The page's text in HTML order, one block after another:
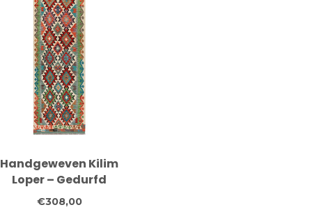
Handgeweven Kilim
Loper – Gedurfd
Geometrisch Tribaal
Patroon – 239x81 cm
€308,00